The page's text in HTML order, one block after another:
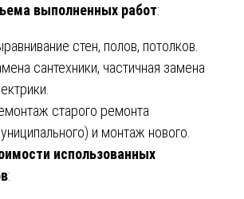
выполненных работ:
стен, полов, потолков.
сантехники, частичная замена
старого ремонта
и монтаж нового.
использованных
: